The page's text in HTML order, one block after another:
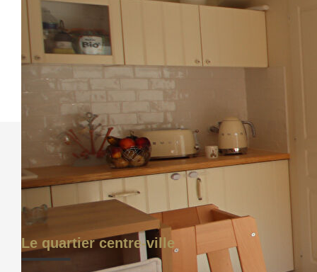
en savoir plus, rendez-vous sur
https://www.georisques.gouv.fr/
Le quartier centre-ville